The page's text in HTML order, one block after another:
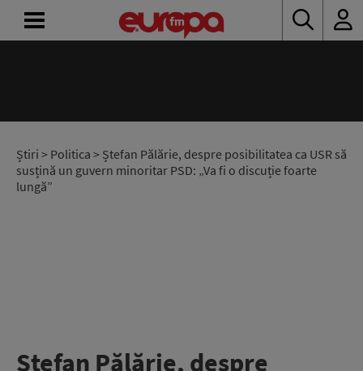
Știri > Politica > Ștefan Pălărie, despre posibilitatea ca USR să
susțină un guvern minoritar PSD: „Va fi o discuție foarte
lungă”
Ștefan Pălărie, despre
RADIO
CONCURSURI